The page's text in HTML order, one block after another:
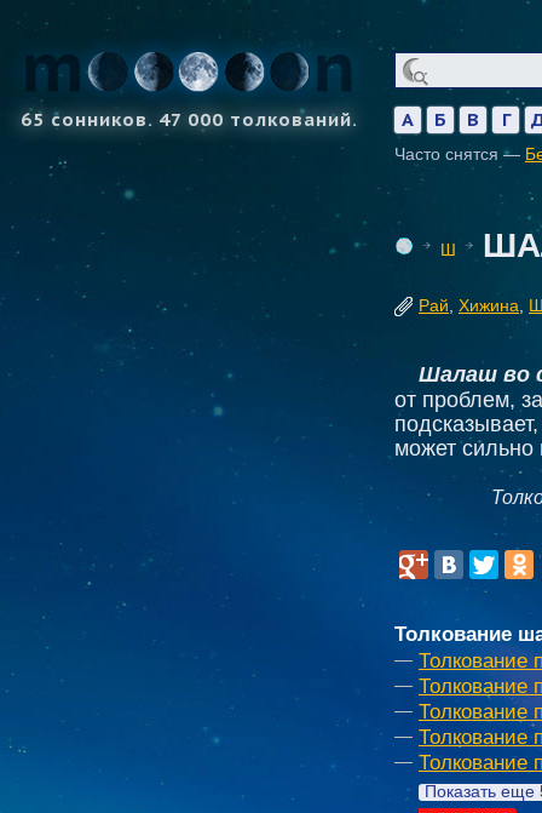
65 сонников. 47 000 толкований. А Б В Г
Часто снятся —
Ш
Рай Хижина
Шалаш во
от проблем,
может сильно
Толкование
Толкование
Толкование
Толкование
Толкование
Толкование
Показать еще